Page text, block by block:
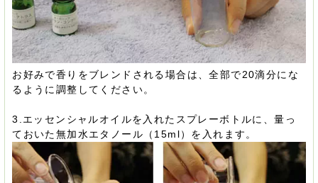
お好みで香りをブレンドされる場合は、全部で20滴分にな
るように調整してください。
3.エッセンシャルオイルを入れたスプレーボトルに、量っ
ておいた無加水エタノール（15ml）を入れます。